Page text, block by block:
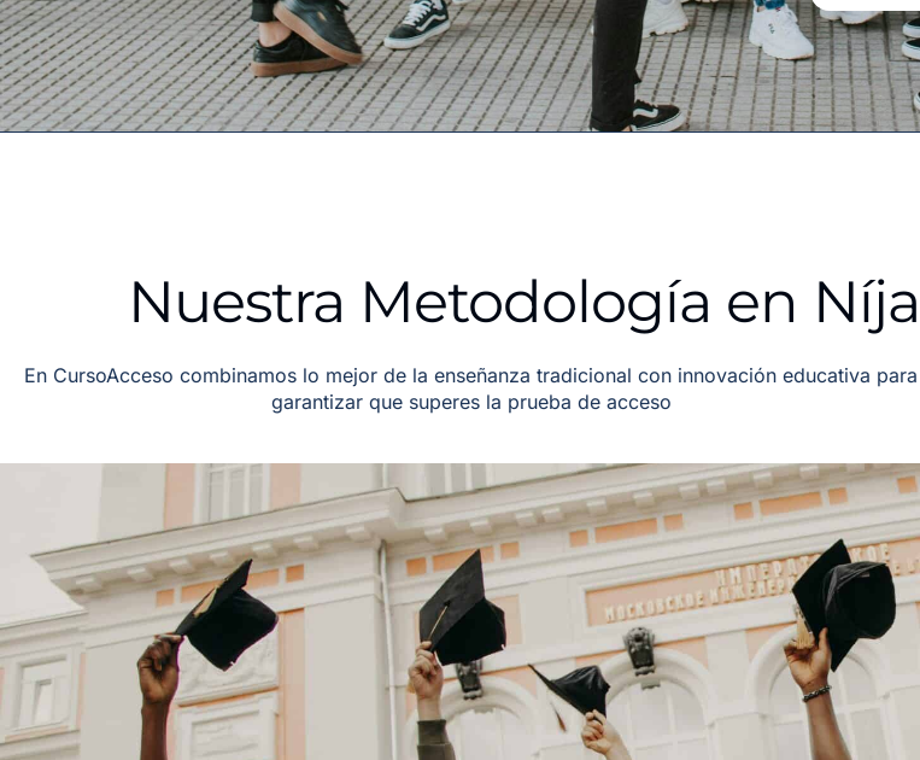
Nuestra Metodología en
En CursoAcceso combinamos lo mejor de la enseñanza tradicional con innovación educativa para
garantizar que superes la prueba de acceso